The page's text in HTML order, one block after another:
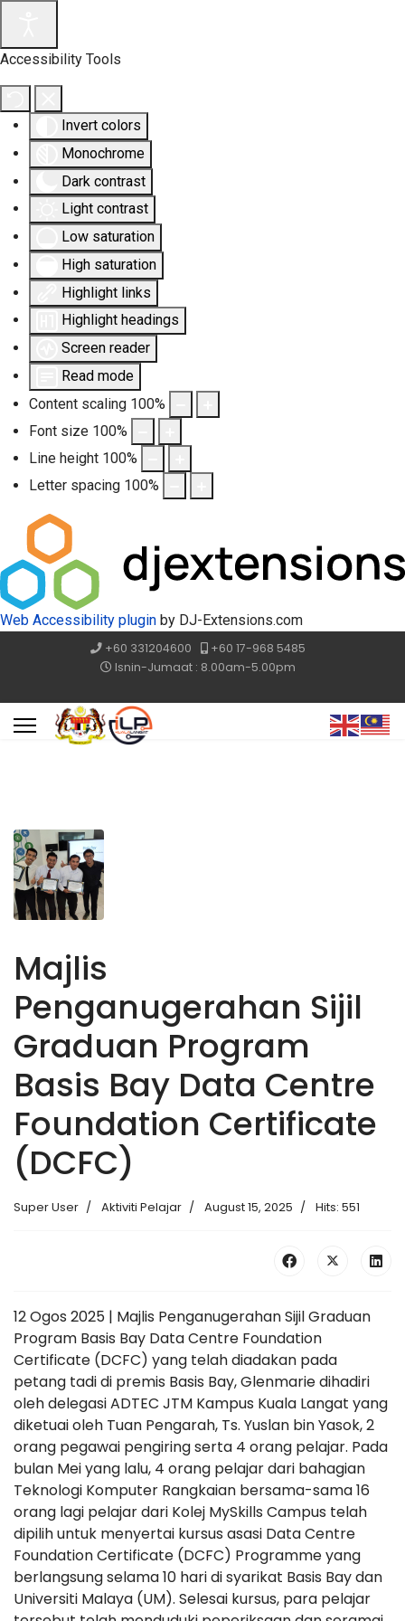
Accessibility Tools
Invert colors
Monochrome
Dark contrast
Light contrast
Low saturation
High saturation
Highlight links
Highlight headings
Screen reader
Read mode
Content scaling 100%
Font size 100%
Line height 100%
Letter spacing 100%
Web Accessibility plugin by DJ-Extensions.com
+60 331204600
+60 17-968 5485
Isnin-Jumaat : 8.00am-5.00pm
Majlis
Penganugerahan Sijil
Graduan Program
Basis Bay Data Centre
Foundation Certificate
(DCFC)
Super User Aktiviti Pelajar August 15, 2025 Hits: 551
12 Ogos 2025 | Majlis Penganugerahan Sijil Graduan
Program Basis Bay Data Centre Foundation
Certificate (DCFC) yang telah diadakan pada
petang tadi di premis Basis Bay, Glenmarie dihadiri
oleh delegasi ADTEC JTM Kampus Kuala Langat yang
diketuai oleh Tuan Pengarah, Ts. Yuslan bin Yasok, 2
orang pegawai pengiring serta 4 orang pelajar. Pada
bulan Mei yang lalu, 4 orang pelajar dari bahagian
Teknologi Komputer Rangkaian bersama-sama 16
orang lagi pelajar dari Kolej MySkills Campus telah
dipilih untuk menyertai kursus asasi Data Centre
Foundation Certificate (DCFC) Programme yang
berlangsung selama 10 hari di syarikat Basis Bay dan
Universiti Malaya (UM). Selesai kursus, para pelajar